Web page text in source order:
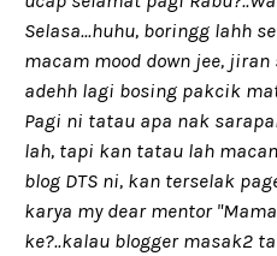
Selasa...huhu, boringg lahh
macam mood down jee,
adehh lagi bosing pakcik
Pagi ni tatau apa nak
lah, tapi kan tatau lah
blog DTS ni, kan terselak
karya my dear mentor
ke?..kalau blogger masak2